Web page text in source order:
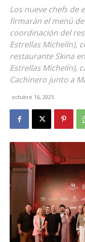
Los nueve chefs de
firmarán el menú
coordinación del
Estrellas Michelín),
restaurante Skina
Estrellas Michelín),
Cachinero junto a
octubre 16, 2025